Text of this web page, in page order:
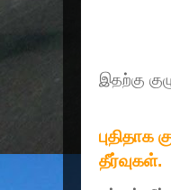
இதற்கு
தீர்வுகள்.